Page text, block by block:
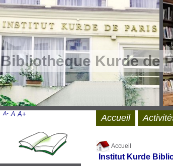
Bibliothèque Kurde de
Accueil
Institut Kurde
Accueil
A- A A+